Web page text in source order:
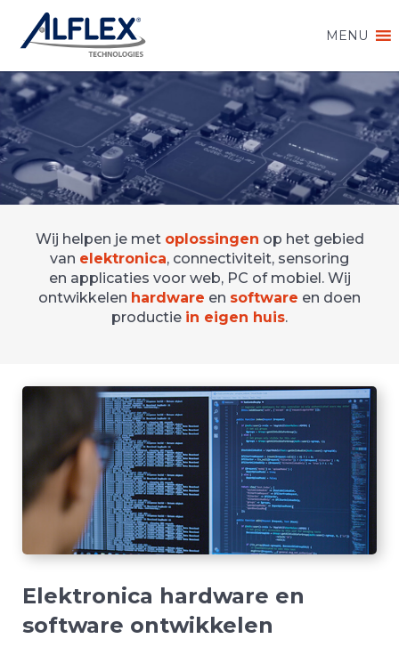
MENU
Wij helpen je met oplossingen op het gebied
van elektronica, connectiviteit, sensoring
en applicaties voor web, PC of mobiel. Wij
ontwikkelen hardware en software en doen
productie in eigen huis.
Elektronica hardware en
software ontwikkelen